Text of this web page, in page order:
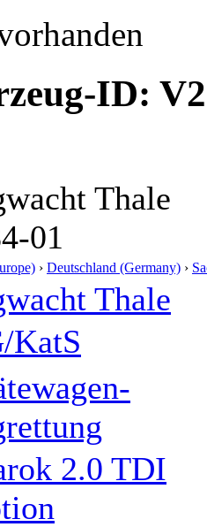
ID:
Thale
01
› Deutschland (Germany) ›
Thale
KatS
2.0 TDI